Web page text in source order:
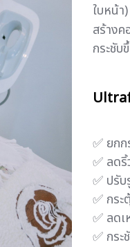
ใบหน้า
สร้าง
กระชับ
✅ ยก
✅ ลด
✅ ปรั
✅ กร
✅ ลด
✅ กร